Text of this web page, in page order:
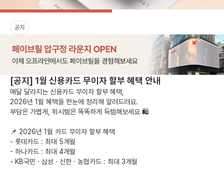
공지
[공지] 1월 신용카드 무이자 할부 혜택 안내
매달 달라지는 신용카드 무이자 할부 혜택,
2026년 1월 혜택을 한눈에 정리해 알려드려요.
부담은 가볍게, 위시템은 똑똑하게 득템해보세요 🛍️
📌 2026년 1월 카드 무이자 할부 혜택
- 롯데카드 : 최대 5개월
- 하나카드 : 최대 4개월